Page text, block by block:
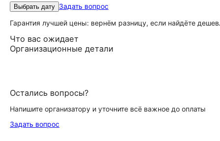
Выбрать дату Задать вопрос
Гарантия лучшей цены: вернём разницу, если найдёте
Что вас ожидает
Организационные детали
Остались вопросы?
Напишите организатору и уточните всё важное до оплаты
Задать вопрос